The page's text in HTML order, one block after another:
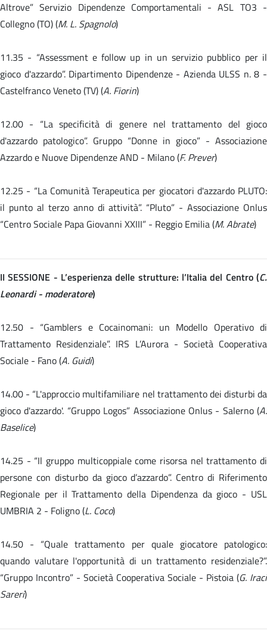
Altrove” Servizio Dipendenze Comportamentali - ASL TO3 -
Collegno (TO) (M. L. Spagnolo)
11.35 - “Assessment e follow up in un servizio pubblico per il
gioco d'azzardo”. Dipartimento Dipendenze - Azienda ULSS n. 8 -
Castelfranco Veneto (TV) (A. Fiorin)
12.00 - “La specificità di genere nel trattamento del gioco
d'azzardo patologico”. Gruppo “Donne in gioco” - Associazione
Azzardo e Nuove Dipendenze AND - Milano (F. Prever)
12.25 - “La Comunità Terapeutica per giocatori d'azzardo PLUTO:
il punto al terzo anno di attività”. “Pluto” - Associazione Onlus
“Centro Sociale Papa Giovanni XXIII” - Reggio Emilia (M. Abrate)
II SESSIONE - L’esperienza delle strutture: l’Italia del Centro (C.
Leonardi - moderatore)
12.50 - “Gamblers e Cocainomani: un Modello Operativo di
Trattamento Residenziale”. IRS L’Aurora - Società Cooperativa
Sociale - Fano (A. Guidi)
14.00 - “L'approccio multifamiliare nel trattamento dei disturbi da
gioco d'azzardo'. “Gruppo Logos” Associazione Onlus - Salerno (A.
Baselice)
14.25 - “Il gruppo multicoppiale come risorsa nel trattamento di
persone con disturbo da gioco d’azzardo”. Centro di Riferimento
Regionale per il Trattamento della Dipendenza da gioco - USL
UMBRIA 2 - Foligno (L. Coco)
14.50 - “Quale trattamento per quale giocatore patologico:
quando valutare l'opportunità di un trattamento residenziale?”.
“Gruppo Incontro” - Società Cooperativa Sociale - Pistoia (G. Iraci
Sareri)